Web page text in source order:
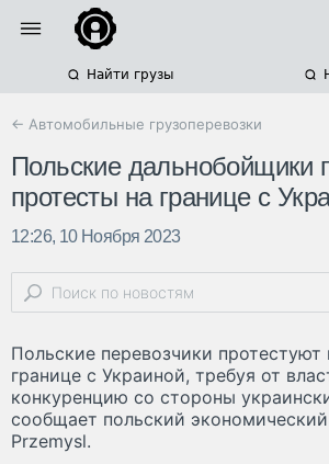
Найти грузы
← Автомобильные грузоперевозки
Польские дальнобойщики
протесты на границе с
12:26, 10 Ноября 2023
Польские перевозчики
границе с Украиной, требуя от
конкуренцию со стороны
сообщает польский
Przemysl.